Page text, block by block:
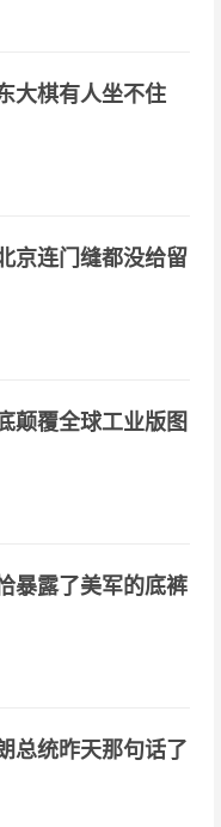
大棋有人坐不住
京连门缝都没给留
颠覆全球工业版图
暴露了美军的底裤
总统昨天那句话了